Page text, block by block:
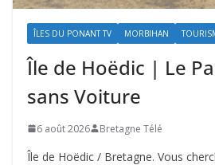
ÎLES DU PONANT TV MORBIHAN
Île de Hoëdic | Le
sans Voiture
6 août 2026 Bretagne Télé
Île de Hoëdic / Bretagne. Vous